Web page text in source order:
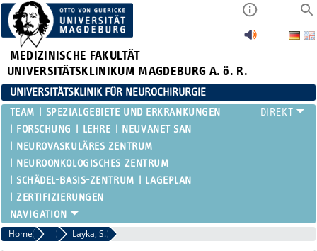
MEDIZINISCHE FAKULTÄT
UNIVERSITÄTSKLINIKUM MAGDEBURG A. ö. R.
UNIVERSITÄTSKLINIK FÜR NEUROCHIRURGIE
TEAM
SPEZIALGEBIETE UND ERKRANKUNGEN
FORSCHUNG
LEHRE
NEUVANET SAN
NEUROVASKULÄRES ZENTRUM
NEUROONKOLOGISCHES ZENTRUM
SCHÄDEL-BASIS-ZENTRUM
LAGEPLAN
ZERTIFIZIERUNGEN
Home FachärzteLayka, S.